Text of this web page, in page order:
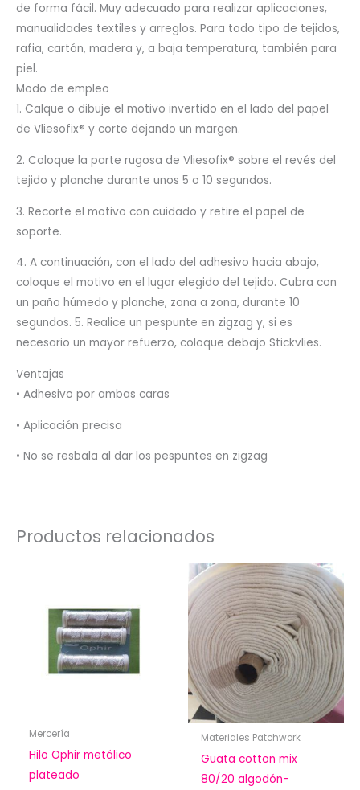
de forma fácil. Muy adecuado para realizar aplicaciones,
manualidades textiles y arreglos. Para todo tipo de tejidos,
rafia, cartón, madera y, a baja temperatura, también para
piel.
Modo de empleo
1. Calque o dibuje el motivo invertido en el lado del papel
de Vliesofix® y corte dejando un margen.
2. Coloque la parte rugosa de Vliesofix® sobre el revés del
tejido y planche durante unos 5 o 10 segundos.
3. Recorte el motivo con cuidado y retire el papel de
soporte.
4. A continuación, con el lado del adhesivo hacia abajo,
coloque el motivo en el lugar elegido del tejido. Cubra con
un paño húmedo y planche, zona a zona, durante 10
segundos. 5. Realice un pespunte en zigzag y, si es
necesario un mayor refuerzo, coloque debajo Stickvlies.
Ventajas
• Adhesivo por ambas caras
• Aplicación precisa
• No se resbala al dar los pespuntes en zigzag
Productos relacionados
Mercería
Hilo Ophir metálico
plateado
Materiales Patchwork
Guata cotton mix
80/20 algodón-